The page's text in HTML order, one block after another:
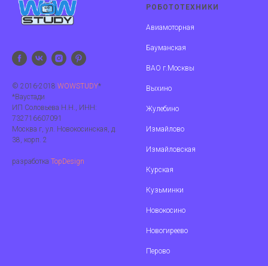
© 2016-2018 WOWSTUDY*
*Ваустади
ИП Соловьева Н.Н., ИНН:
732716607091
Москва г, ул. Новокосинская, д.
38, корп. 2
разработка TopDesign
РОБОТОТЕХНИКИ
Авиамоторная
Бауманская
ВАО г.Москвы
Выхино
Жулебино
Измайлово
Измайловская
Курская
Кузьминки
Новокосино
Новогиреево
Перово